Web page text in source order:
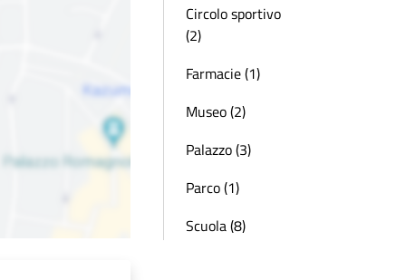
Circolo sportivo
(2)
Farmacie (1)
Museo (2)
Palazzo (3)
Parco (1)
Scuola (8)